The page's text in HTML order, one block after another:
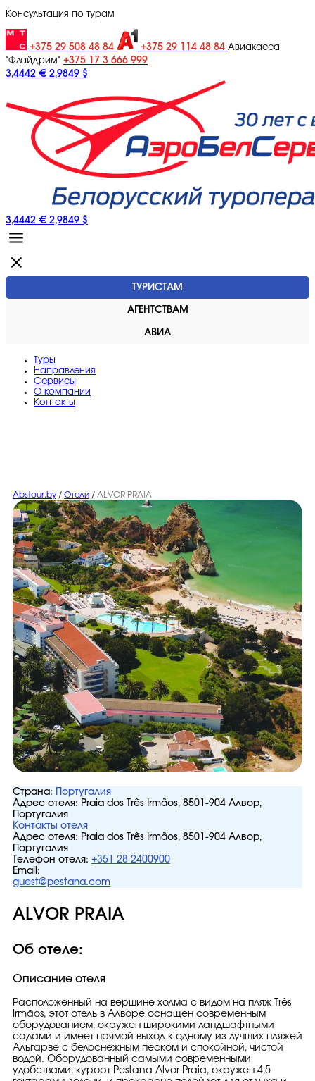
Консультация по турам
+375 29 508 48 84 +375 29 114 48 84 Авиакасса
"Флайдрим" +375 17 3 666 999
3,4442 € 2,9849 $
3,4442 € 2,9849 $
ТУРИСТАМ
АГЕНТСТВАМ
АВИА
Туры
Направления
Сервисы
O компании
Контакты
Abstour.by / Отели / ALVOR PRAIA
Страна:
Португалия
Адрес отеля: Praia dos Três Irmãos, 8501-904 Алвор,
Португалия
Контакты отеля
Адрес отеля: Praia dos Três Irmãos, 8501-904 Алвор,
Португалия
Телефон отеля: +351 28 2400900
Email:
guest@pestana.com
ALVOR PRAIA
Об отеле:
Описание отеля
Расположенный на вершине холма с видом на пляж Três
Irmãos, этот отель в Алворе оснащен современным
оборудованием, окружен широкими ландшафтными
садами и имеет прямой выход к одному из лучших пляжей
Альгарве с белоснежным песком и спокойной, чистой
водой. Оборудованный самыми современными
удобствами, курорт Pestana Alvor Praia, окружен 4,5